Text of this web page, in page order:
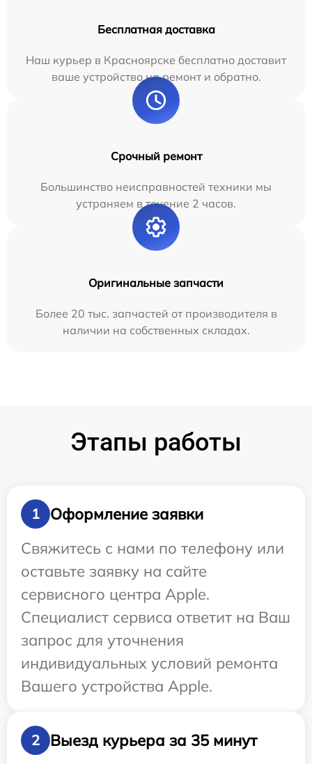
Бесплатная доставка
Наш курьер в Красноярске бесплатно доставит
ваше устройство на ремонт и обратно.
Срочный ремонт
Большинство неисправностей техники мы
устраняем в течение 2 часов.
Оригинальные запчасти
Более 20 тыс. запчастей от производителя в
наличии на собственных складах.
Этапы работы
1
Оформление заявки
Свяжитесь с нами по телефону или
оставьте заявку на сайте
сервисного центра Apple.
Специалист сервиса ответит на Ваш
запрос для уточнения
индивидуальных условий ремонта
Вашего устройства Apple.
2
Выезд курьера за 35 минут